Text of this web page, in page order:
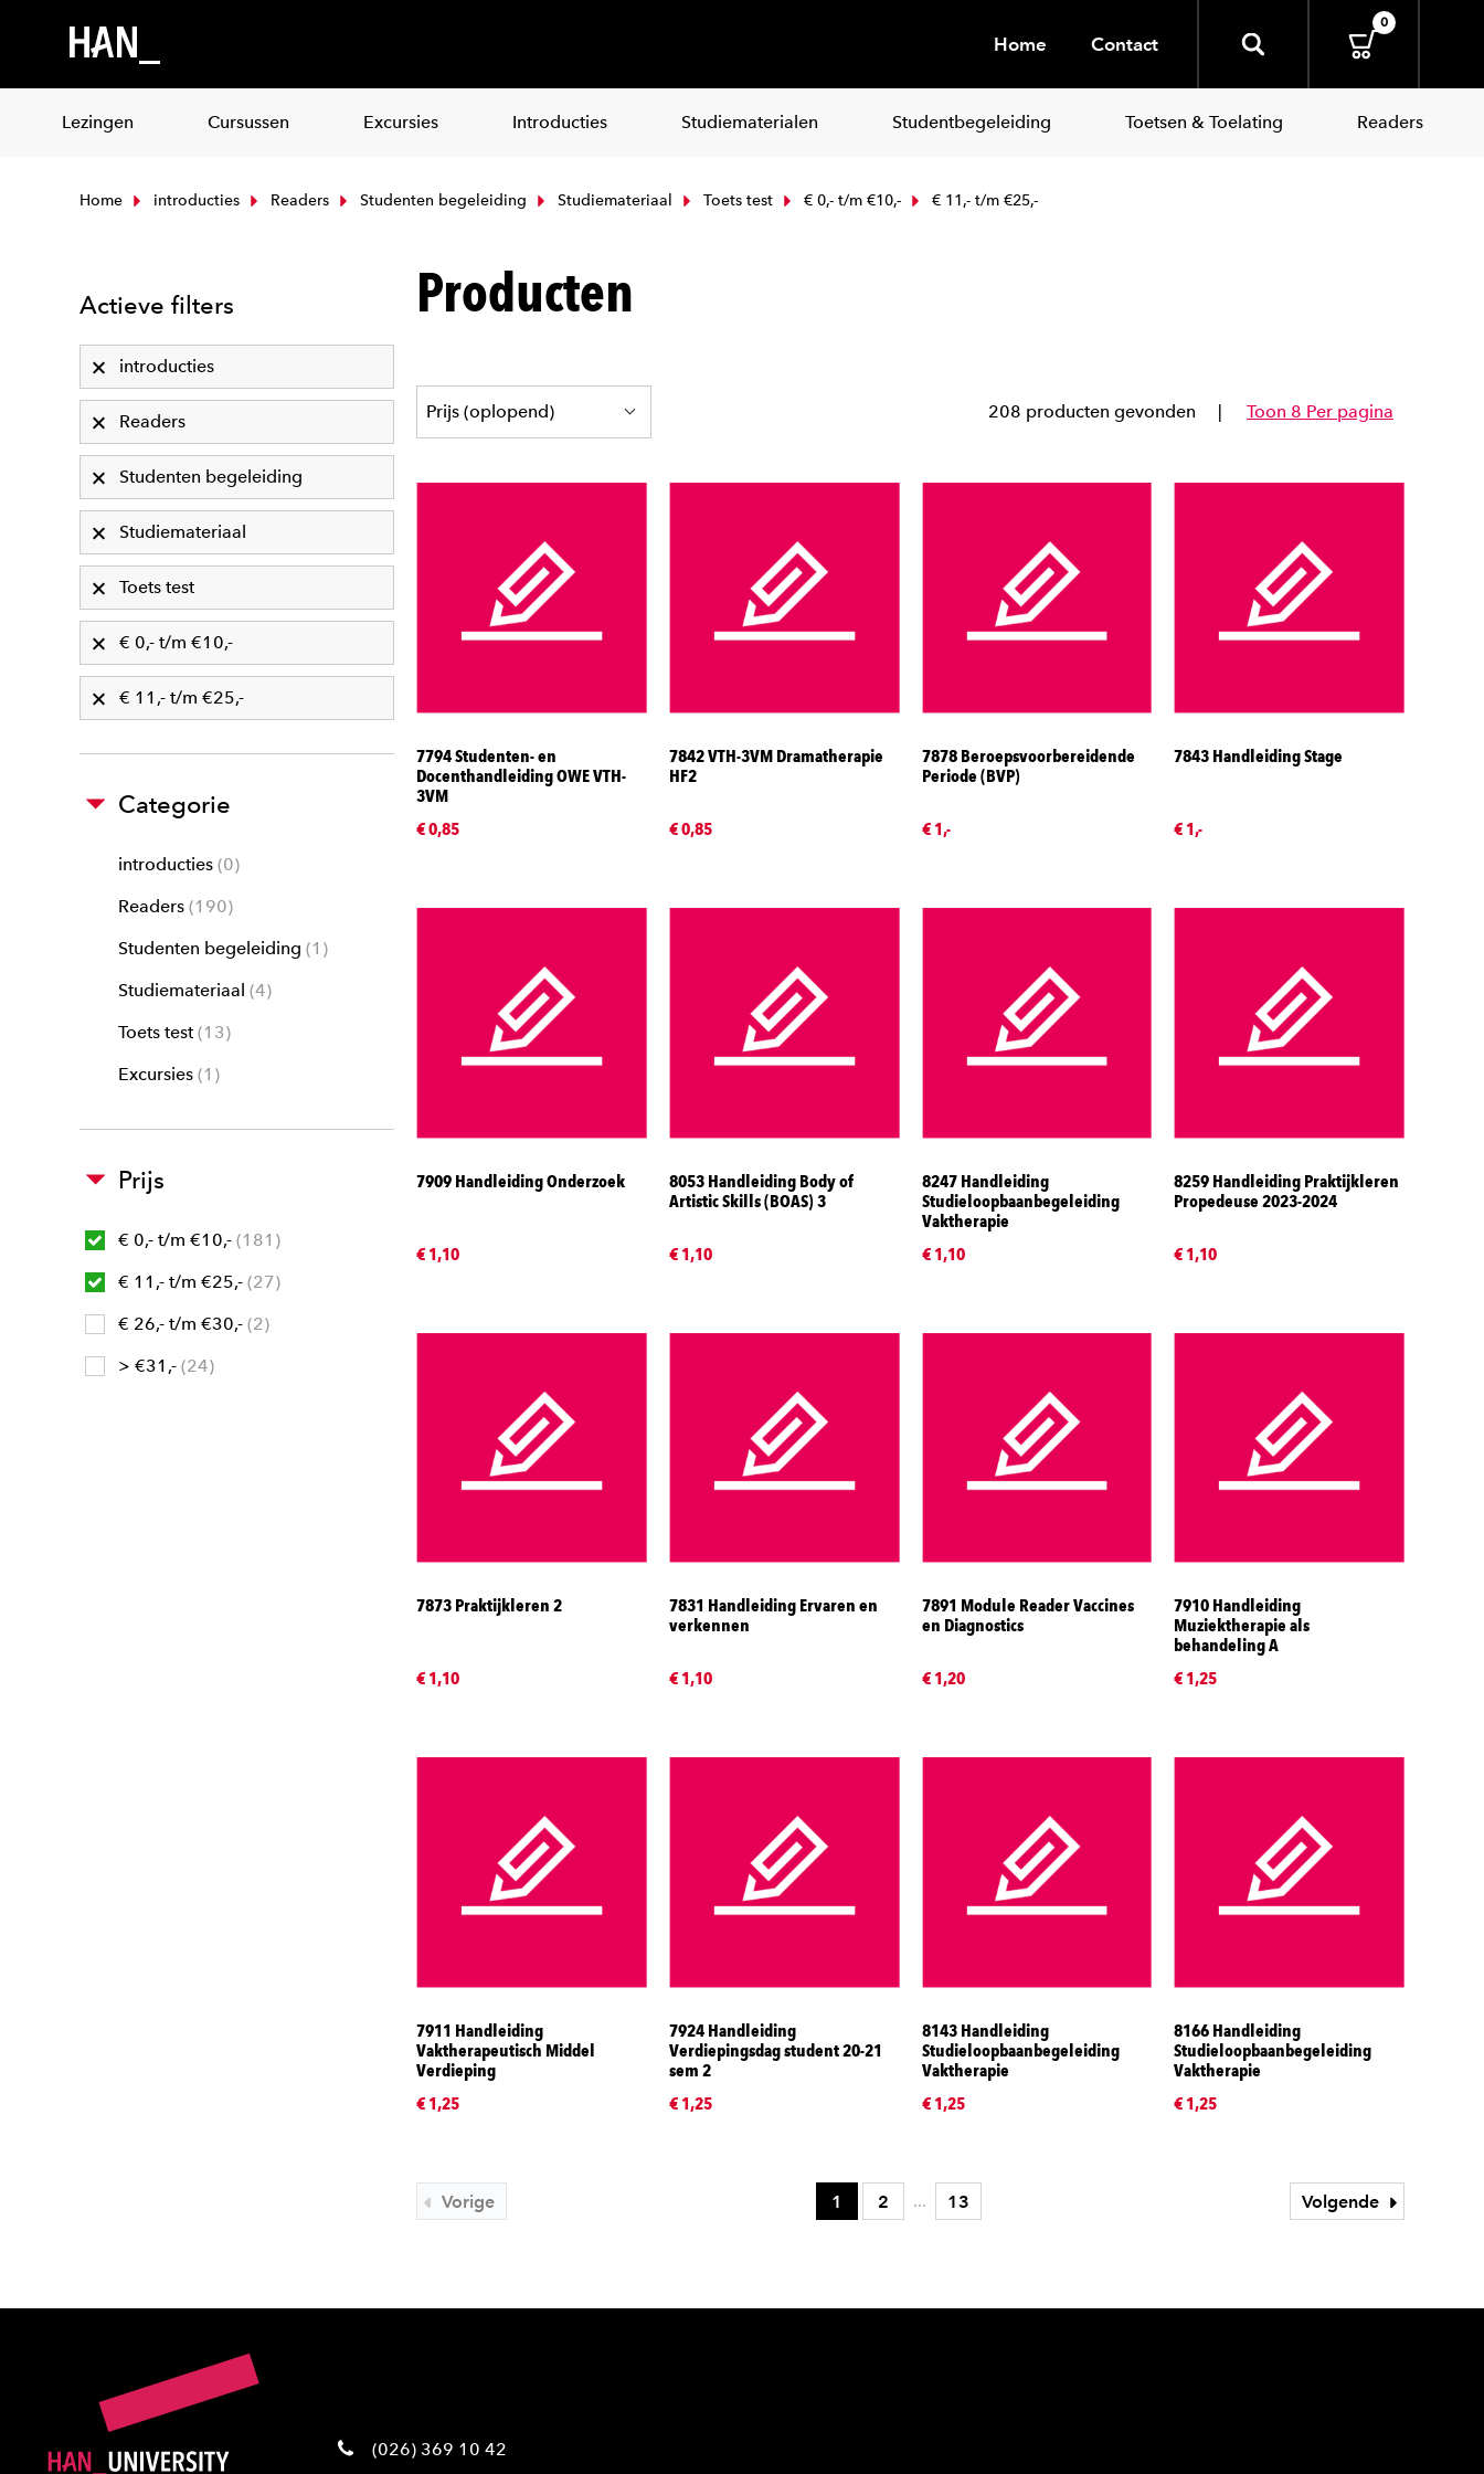
Home Contact
0
Lezingen Cursussen Excursies Introducties Studiematerialen Studentbegeleiding Toetsen & Toelating Readers
Home introducties Readers Studenten begeleiding Studiemateriaal Toets test € 0,- t/m €10,- € 11,- t/m €25,-
Actieve filters
introducties
Readers
Studenten begeleiding
Studiemateriaal
Toets test
€ 0,- t/m €10,-
€ 11,- t/m €25,-
Categorie
introducties 0
Readers 190
Studenten begeleiding
1
Studiemateriaal 4
Toets test 13
Excursies 1
Prijs
€ 0,- t/m €10,- 181
€ 11,- t/m €25,- 27
€ 26,- t/m €30,- 2
> €31,- 24
Producten
208 producten gevonden Toon 8 Per pagina
7794 Studenten- en
Docenthandleiding OWE VTH-
3VM
€ 0,85
7842 VTH-3VM Dramatherapie
HF2
€ 0,85
7878 Beroepsvoorbereidende
Periode (BVP)
€ 1,-
7843 Handleiding Stage
€ 1,-
7909 Handleiding Onderzoek
€ 1,10
8053 Handleiding Body of
Artistic Skills (BOAS) 3
€ 1,10
8247 Handleiding
Studieloopbaanbegeleiding
Vaktherapie
€ 1,10
8259 Handleiding Praktijkleren
Propedeuse 2023-2024
€ 1,10
7873 Praktijkleren 2
€ 1,10
7831 Handleiding Ervaren en
verkennen
€ 1,10
7891 Module Reader Vaccines
en Diagnostics
€ 1,20
7910 Handleiding
Muziektherapie als
behandeling A
€ 1,25
7911 Handleiding
Vaktherapeutisch Middel
Verdieping
€ 1,25
7924 Handleiding
Verdiepingsdag student 20-21
sem 2
€ 1,25
8143 Handleiding
Studieloopbaanbegeleiding
Vaktherapie
€ 1,25
8166 Handleiding
Studieloopbaanbegeleiding
Vaktherapie
€ 1,25
Vorige Volgende
1 2 ... 13
(026) 369 10 42